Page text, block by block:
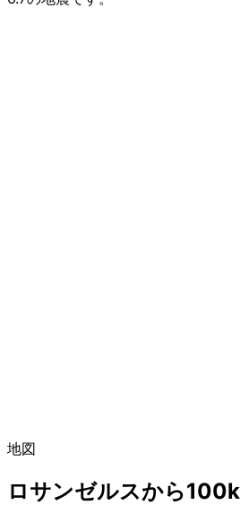
地図
ロサンゼルスから